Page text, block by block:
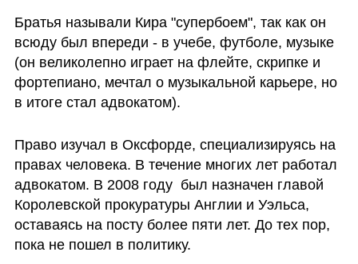
Братья называли Кира "супербоем", так как он
всюду был впереди - в учебе, футболе, музыке
(он великолепно играет на флейте, скрипке и
фортепиано, мечтал о музыкальной карьере, но
в итоге стал адвокатом).
Право изучал в Оксфорде, специализируясь на
правах человека. В течение многих лет работал
адвокатом. В 2008 году  был назначен главой
Королевской прокуратуры Англии и Уэльса,
оставаясь на посту более пяти лет. До тех пор,
пока не пошел в политику.